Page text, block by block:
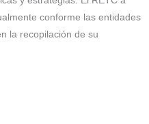
conforme las entidades
la recopilación de su